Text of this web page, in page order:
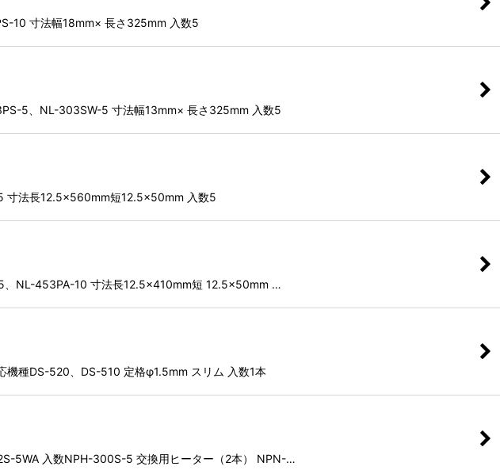
10 寸法幅18mm× 長さ325mm 入数5
5、NL-303SW-5 寸法幅13mm× 長さ325mm 入数5
寸法長12.5×560mm短12.5×50mm 入数5
NL-453PA-10 寸法長12.5×410mm短 12.5×50mm …
種DS-520、DS-510 定格φ1.5mm スリム 入数1本
5WA 入数NPH-300S-5 交換用ヒーター（2本） NPN-…